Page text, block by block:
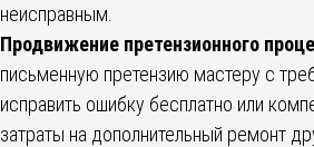
неисправным.
Продвижение претензионного
письменную претензию мастеру с
исправить ошибку бесплатно или
затраты на дополнительный ремонт